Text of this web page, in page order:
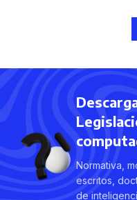
Normativa,
escritos,
de